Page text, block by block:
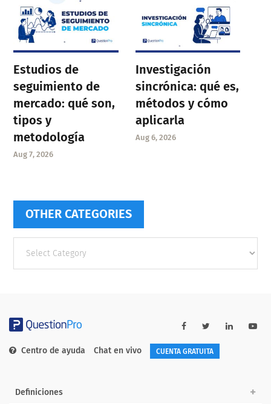
Estudios de
seguimiento de
mercado: qué son,
tipos y
metodología
Aug 7, 2026
Investigación
sincrónica: qué es,
métodos y cómo
aplicarla
Aug 6, 2026
OTHER CATEGORIES
categories
Centro de ayuda Chat en vivo CUENTA GRATUITA
Definiciones